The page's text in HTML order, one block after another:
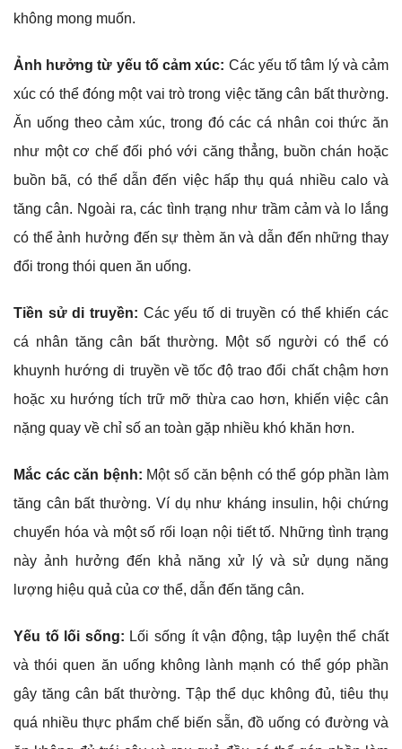
không mong muốn.
Ảnh hưởng từ yếu tố cảm xúc: Các yếu tố tâm lý và cảm
xúc có thể đóng một vai trò trong việc tăng cân bất thường.
Ăn uống theo cảm xúc, trong đó các cá nhân coi thức ăn
như một cơ chế đối phó với căng thẳng, buồn chán hoặc
buồn bã, có thể dẫn đến việc hấp thụ quá nhiều calo và
tăng cân. Ngoài ra, các tình trạng như trầm cảm và lo lắng
có thể ảnh hưởng đến sự thèm ăn và dẫn đến những thay
đổi trong thói quen ăn uống.
Tiền sử di truyền: Các yếu tố di truyền có thể khiến các
cá nhân tăng cân bất thường. Một số người có thể có
khuynh hướng di truyền về tốc độ trao đổi chất chậm hơn
hoặc xu hướng tích trữ mỡ thừa cao hơn, khiến việc cân
nặng quay về chỉ số an toàn gặp nhiều khó khăn hơn.
Mắc các căn bệnh: Một số căn bệnh có thể góp phần làm
tăng cân bất thường. Ví dụ như kháng insulin, hội chứng
chuyển hóa và một số rối loạn nội tiết tố. Những tình trạng
này ảnh hưởng đến khả năng xử lý và sử dụng năng
lượng hiệu quả của cơ thể, dẫn đến tăng cân.
Yếu tố lối sống: Lối sống ít vận động, tập luyện thể chất
và thói quen ăn uống không lành mạnh có thể góp phần
gây tăng cân bất thường. Tập thể dục không đủ, tiêu thụ
quá nhiều thực phẩm chế biến sẵn, đồ uống có đường và